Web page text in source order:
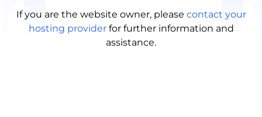
If you are the website owner, please contact your
hosting provider for further information and
assistance.